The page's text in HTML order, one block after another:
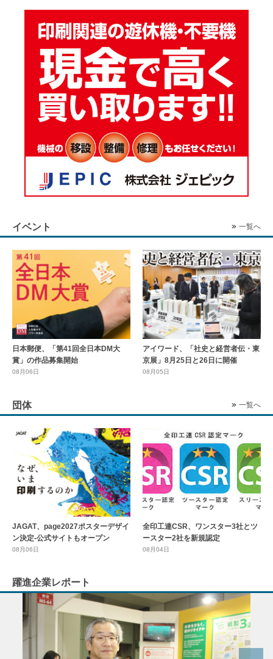
イベント 一覧へ
日本郵便、「第41回全日本DM大
賞」の作品募集開始
08月06日
アイワード、「社史と経営者伝・東
京展」8月25日と26日に開催
08月05日
団体 一覧へ
JAGAT、page2027ポスターデザイ
ン決定-公式サイトもオープン
08月06日
全印工連CSR、ワンスター3社とツ
ースター2社を新規認定
08月04日
躍進企業レポート